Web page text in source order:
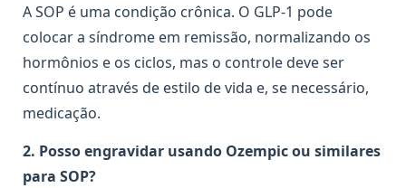
A SOP é uma condição crônica. O GLP-1 pode
colocar a síndrome em remissão, normalizando os
hormônios e os ciclos, mas o controle deve ser
contínuo através de estilo de vida e, se necessário,
medicação.
2. Posso engravidar usando Ozempic ou similares
para SOP?